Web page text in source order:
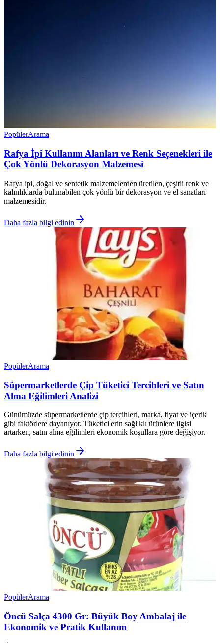
PopülerArama
Rafya İpi Kullanım Alanları ve Renk Seçenekleri ile
Çok Yönlü Dekorasyon Malzemesi
Rafya ipi, doğal ve sentetik malzemelerden üretilen, çeşitli renk ve
kalınlıklarda bulunabilen çok yönlü bir dekorasyon ve el sanatları
malzemesidir.
Daha fazla bilgi edinin
PopülerArama
Süpermarketlerde Çip Tüketici Tercihleri ve Satın
Alma Eğilimleri Analizi
Günümüzde süpermarketlerde çip tercihleri, marka, fiyat ve içerik
gibi faktörlere dayanıyor. Tüketicilerin sağlıklı ürünlere ilgisi
artarken, satın alma eğilimleri ekonomik koşullara göre değişiyor.
Daha fazla bilgi edinin
PopülerArama
Öncü Salça 4300 Gr: Büyük Boy Ambalaj ile
Ekonomik ve Pratik Kullanım